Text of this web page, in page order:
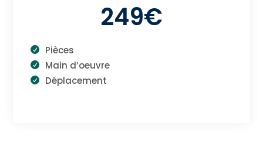
249€
Pièces
Main d’oeuvre
Déplacement